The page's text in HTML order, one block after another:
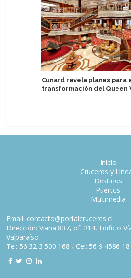
Cunard revela planes para
transformación del Queen
Inicio
Cruceros y
Destinos
Puertos
Multimedia
Email: contacto@portalcruceros.cl
Dirección: Viana 837, of. 214, Edificio
Valparaíso
Tel: 56 32 3 500 168 / Cel: 56 9 4586